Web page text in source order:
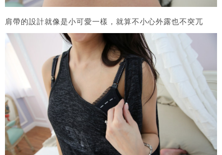
肩帶的設計就像是小可愛一樣，就算不小心外露也不突兀